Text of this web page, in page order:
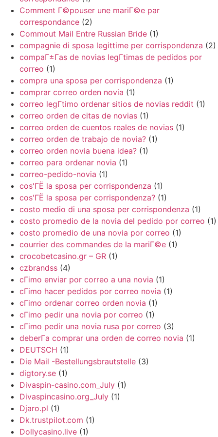
Comment Г©pouser une mariГ©e par
correspondance (2)
Commout Mail Entre Russian Bride (1)
compagnie di sposa legittime per corrispondenza (2)
compaГ±Г­as de novias legГ­timas de pedidos por
correo (1)
compra una sposa per corrispondenza (1)
comprar correo orden novia (1)
correo legГ­timo ordenar sitios de novias reddit (1)
correo orden de citas de novias (1)
correo orden de cuentos reales de novias (1)
correo orden de trabajo de novia? (1)
correo orden novia buena idea? (1)
correo para ordenar novia (1)
correo-pedido-novia (1)
cos'ГЁ la sposa per corrispondenza (1)
cos'ГЁ la sposa per corrispondenza? (1)
costo medio di una sposa per corrispondenza (1)
costo promedio de la novia del pedido por correo (1)
costo promedio de una novia por correo (1)
courrier des commandes de la mariГ©e (1)
crocobetcasino.gr – GR (1)
czbrandss (4)
cГіmo enviar por correo a una novia (1)
cГіmo hacer pedidos por correo novia (1)
cГіmo ordenar correo orden novia (1)
cГіmo pedir una novia por correo (1)
cГіmo pedir una novia rusa por correo (3)
deberГ­a comprar una orden de correo novia (1)
DEUTSCH (1)
Die Mail -Bestellungsbrautstelle (3)
digtory.se (1)
Divaspin-casino.com_July (1)
Divaspincasino.org_July (1)
Djaro.pl (1)
Dk.trustpilot.com (1)
Dollycasino.live (1)